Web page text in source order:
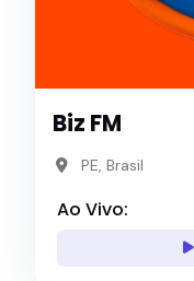
Biz FM
PE, Brasil
Ao Vivo: